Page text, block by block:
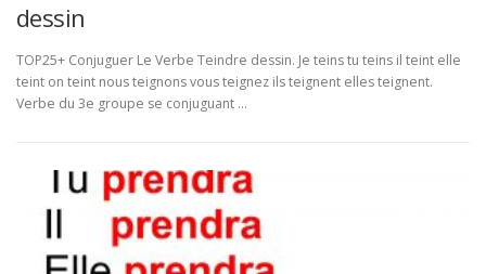
dessin
TOP25+ Conjuguer Le Verbe Teindre dessin. Je teins tu teins il teint elle
teint on teint nous teignons vous teignez ils teignent elles teignent.
Verbe du 3e groupe se conjuguant …